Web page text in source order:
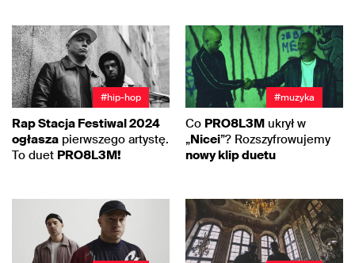
#hip-hop
Rap Stacja Festiwal 2024
ogłasza pierwszego artystę.
To duet PRO8L3M!
#muzyka
Co PRO8L3M ukrył w
„Nicei”? Rozszyfrowujemy
nowy klip duetu